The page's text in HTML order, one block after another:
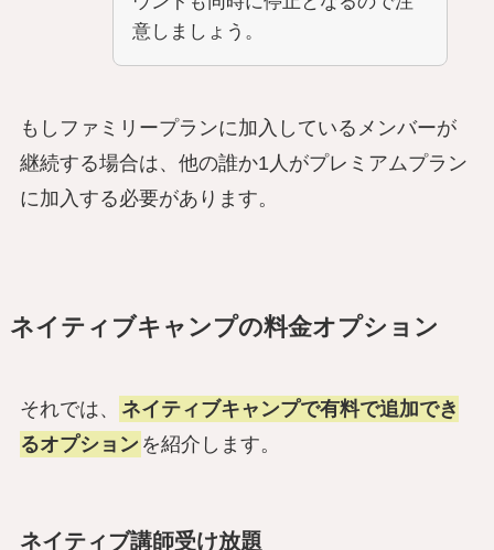
意しましょう。
もしファミリープランに加入しているメンバーが
継続する場合は、他の誰か1人がプレミアムプラン
に加入する必要があります。
ネイティブキャンプの料金オプション
それでは、
ネイティブキャンプで有料で追加でき
るオプション を紹介します。
ネイティブ講師受け放題